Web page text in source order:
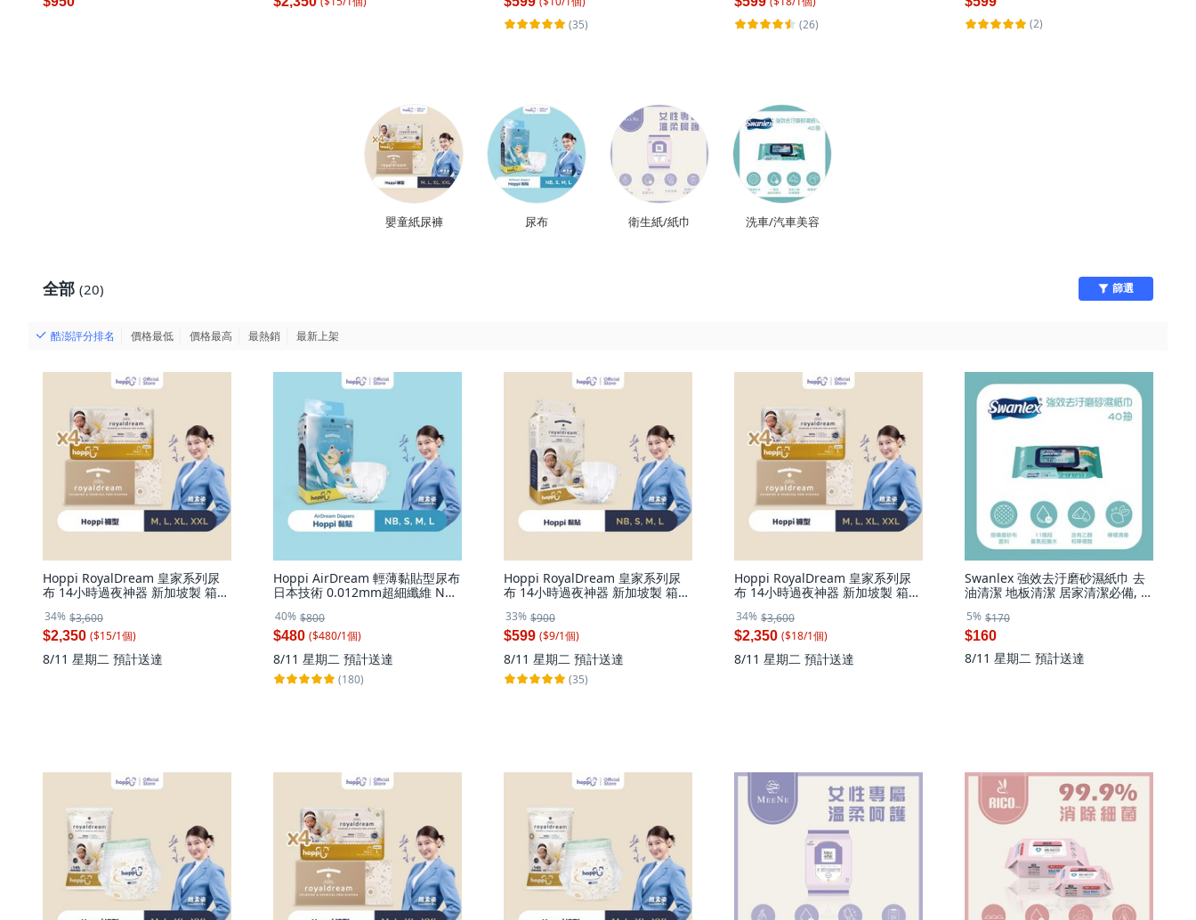
碼 (L)
(35)
(26)
(2)
嬰童紙尿褲 尿布 衛生紙/紙巾 洗車/汽車美容
全部 (20) 篩選
酷澎評分排名 價格最低 價格最高 最熱銷 最新上架
Hoppi RoyalDream 皇家系列尿
布 14小時過夜神器 新加坡製 箱
碼 (L)
34% $3,600
$2,350 ($15/1個)
8/11 星期二 預計送達
Hoppi AirDream 輕薄黏貼型尿布
日本技術 0.012mm超細纖維 NB-
40% $800
$480 ($480/1個)
8/11 星期二 預計送達
(180)
Hoppi RoyalDream 皇家系列尿
布 14小時過夜神器 新加坡製 箱
33% $900
$599 ($9/1個)
8/11 星期二 預計送達
(35)
Hoppi RoyalDream 皇家系列尿
布 14小時過夜神器 新加坡製 箱
大碼 (XL)
34% $3,600
$2,350 ($18/1個)
8/11 星期二 預計送達
Swanlex 強效去汙磨砂濕紙巾 去
油清潔 地板清潔 居家清潔必備, 1
5% $170
$160
8/11 星期二 預計送達